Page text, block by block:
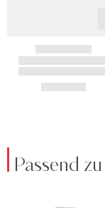
Passend